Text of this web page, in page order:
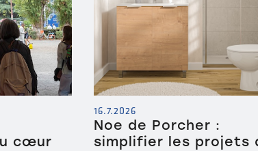
cœur
16.7.2026
Noe de Porcher :
simplifier les projets